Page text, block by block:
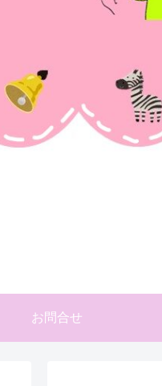
お問合せ